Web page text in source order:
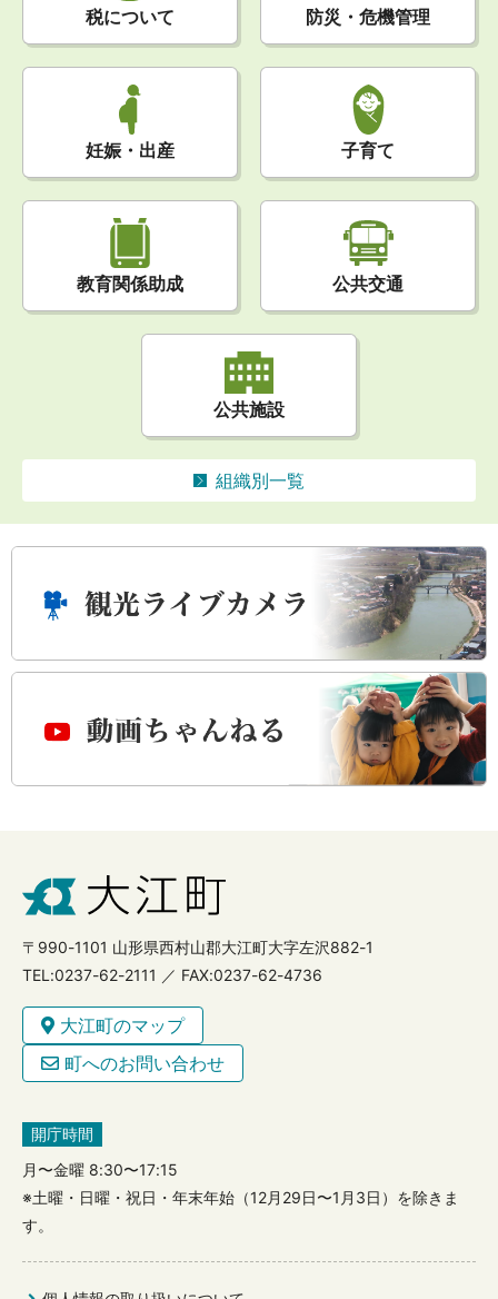
税について 防災・危機管理
妊娠・出産 子育て
教育関係助成 公共交通
公共施設
組織別一覧
〒990-1101 山形県西村山郡大江町大字左沢882-1
TEL:0237-62-2111 ／ FAX:0237-62-4736
大江町のマップ
町へのお問い合わせ
開庁時間
月〜金曜 8:30〜17:15
※土曜・日曜・祝日・年末年始（12月29日〜1月3日）を除きま
す。